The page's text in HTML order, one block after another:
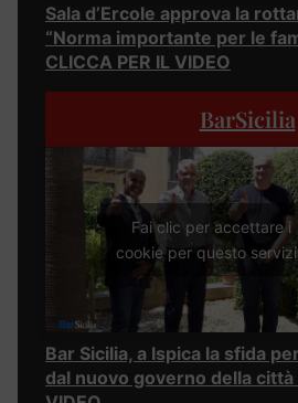
Sala d’Ercole approva la
“Norma importante per le
CLICCA PER IL VIDEO
BarSicilia
Fai clic per accettare i
cookie per questo
Bar Sicilia, a Ispica la sfida
dal nuovo governo della città